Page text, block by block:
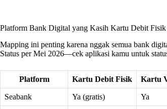
Platform Bank Digital yang Kasih Kartu Debit
Mapping ini penting karena nggak semua bank
Status per Mei 2026—cek aplikasi kamu untuk
Platform Kartu Debit Fisik Kartu
Seabank Ya (gratis) Ya